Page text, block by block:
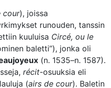
cour), joissa
runouden, tanssin
kuuluisa Circé, ou le
baletti”), jonka oli
(n. 1535–n. 1587).
récit-osuuksia eli
(airs de cour). Baletin